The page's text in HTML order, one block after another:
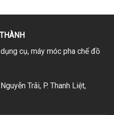
cụ, máy móc pha chế đồ
Trãi, P. Thanh Liệt,